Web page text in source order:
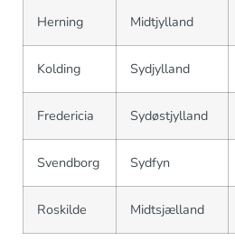
Herning Midtjylland
Kolding Sydjylland
Fredericia Sydøstjylland
Svendborg Sydfyn
Roskilde Midtsjælland